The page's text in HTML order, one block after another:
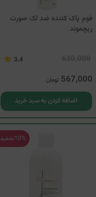
فوم پاک کننده ضد لک صورت
ریچموند
3.4
567,000 تومان
اضافه کردن به سبد خرید
10%